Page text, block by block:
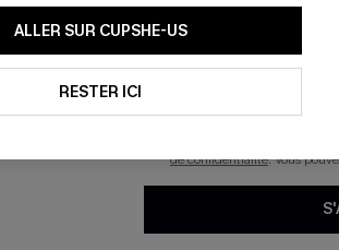
ALLER SUR CUPSHE-US
RESTER ICI
En soumettant votre
mails marketing (y compris
reconnaissez avoir pris
pouvons utiliser les données
technologies de suivi, telles
savoir si ceux-ci ont été
personnaliser nos contenus
produits susceptibles de
de confidentialité. Vous